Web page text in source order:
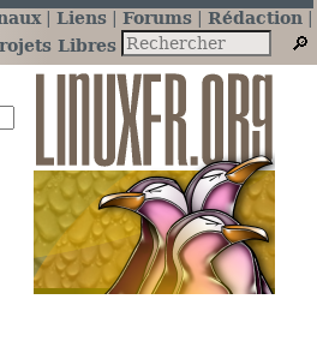
Liens Forums
Rédaction
Libres